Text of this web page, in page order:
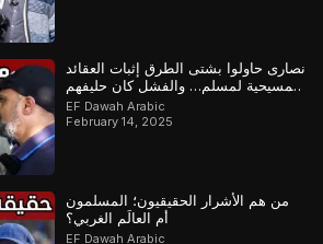
نصارى حاولوا بشتى الطرق إثبات العقائد
المسيحية لمسلم… والفشل كان حليفهم
EF Dawah Arabic
February 14, 2025
من هم الأشرار الحقيقيون؛ المسلمون
أم العالَم الغربي؟
EF Dawah Arabic